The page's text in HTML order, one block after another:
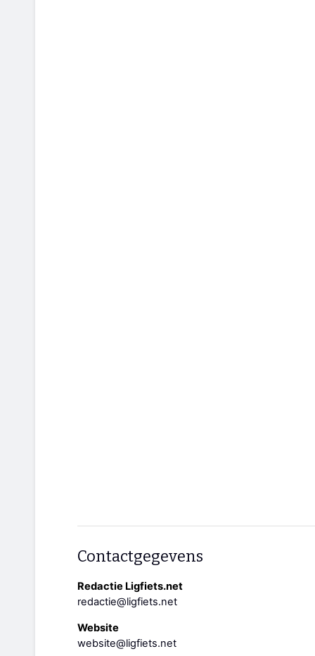
Contactgegevens
Redactie Ligfiets.net
redactie@ligfiets.net
Website
website@ligfiets.net